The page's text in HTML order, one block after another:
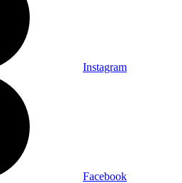
Instagram
Facebook